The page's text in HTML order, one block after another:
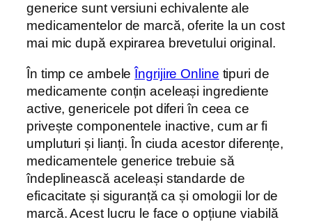
generice sunt versiuni echivalente ale
medicamentelor de marcă, oferite la un cost
mai mic după expirarea brevetului original.
În timp ce ambeleÎngrijire Online tipuri de
medicamente conțin aceleași ingrediente
active, genericele pot diferi în ceea ce
privește componentele inactive, cum ar fi
umpluturi și lianți. În ciuda acestor diferențe,
medicamentele generice trebuie să
îndeplinească aceleași standarde de
eficacitate și siguranță ca și omologii lor de
marcă. Acest lucru le face o opțiune viabilă